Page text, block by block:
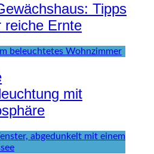
Tipps
reiche Ernte
mit